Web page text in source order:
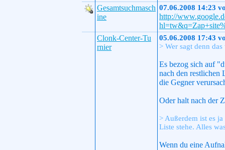
Gesamtsuchmasch
ine
07.06.2008 14:23
http://
Clonk-Center-Tu
rnier
05.06.2008 17:43
> Wer sagt denn
Es bezog sich auf
nach den restlichen
die Gegner
Oder halt nach der
> Außerdem ist es
Liste stehe. Alles
Wenn du eine